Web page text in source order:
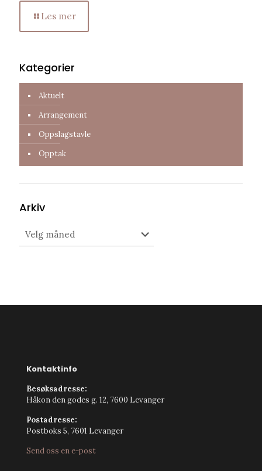
Les mer
Kategorier
Aktuelt
Arrangement
Oppslagstavle
Opptak
Arkiv
Kontaktinfo
Besøksadresse:
Håkon den godes g. 12, 7600 Levanger
Postadresse:
Postboks 5, 7601 Levanger
Send oss en e-post